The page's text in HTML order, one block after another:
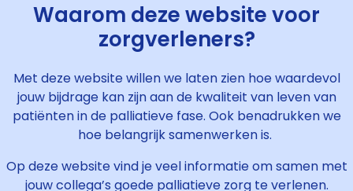
Waarom deze website voor
zorgverleners?
Met deze website willen we laten zien hoe waardevol
jouw bijdrage kan zijn aan de kwaliteit van leven van
patiënten in de palliatieve fase. Ook benadrukken we
hoe belangrijk samenwerken is.
Op deze websitevind je veel informatie om samen met
jouw collega’s goede palliatieve zorg te verlenen.